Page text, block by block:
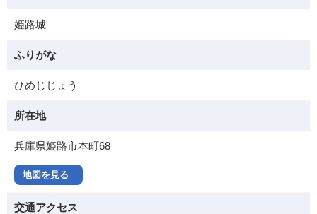
姫路城
ふりがな
ひめじじょう
所在地
兵庫県姫路市本町68
地図を見る
交通アクセス